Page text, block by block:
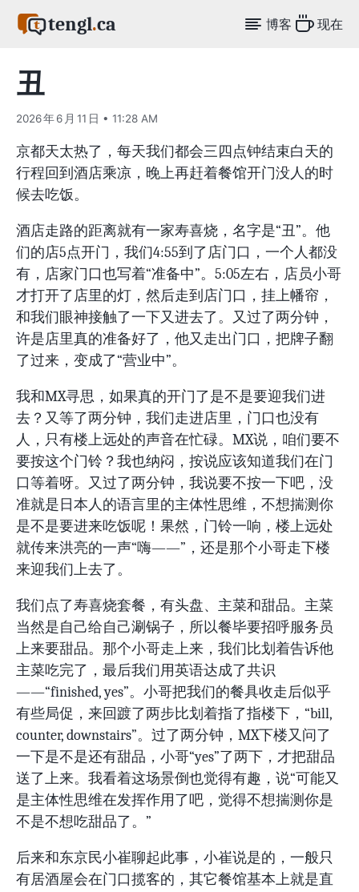
tengl.ca 博客 现在
丑
2026 年 6 月 11 日 • 11:28 AM
京都天太热了，每天我们都会三四点钟结束白天的
行程回到酒店乘凉，晚上再赶着餐馆开门没人的时
候去吃饭。
酒店走路的距离就有一家寿喜烧，名字是“丑”。他
们的店5点开门，我们4:55到了店门口，一个人都没
有，店家门口也写着“准备中”。5:05左右，店员小哥
才打开了店里的灯，然后走到店门口，挂上幡帘，
和我们眼神接触了一下又进去了。又过了两分钟，
许是店里真的准备好了，他又走出门口，把牌子翻
了过来，变成了“营业中”。
我和MX寻思，如果真的开门了是不是要迎我们进
去？又等了两分钟，我们走进店里，门口也没有
人，只有楼上远处的声音在忙碌。MX说，咱们要不
要按这个门铃？我也纳闷，按说应该知道我们在门
口等着呀。又过了两分钟，我说要不按一下吧，没
准就是日本人的语言里的主体性思维，不想揣测你
是不是要进来吃饭呢！果然，门铃一响，楼上远处
就传来洪亮的一声“嗨——”，还是那个小哥走下楼
来迎我们上去了。
我们点了寿喜烧套餐，有头盘、主菜和甜品。主菜
当然是自己给自己涮锅子，所以餐毕要招呼服务员
上来要甜品。那个小哥走上来，我们比划着告诉他
主菜吃完了，最后我们用英语达成了共识
——“finished, yes”。小哥把我们的餐具收走后似乎
有些局促，来回踱了两步比划着指了指楼下，“bill,
counter, downstairs”。过了两分钟，MX下楼又问了
一下是不是还有甜品，小哥“yes”了两下，才把甜品
送了上来。我看着这场景倒也觉得有趣，说“可能又
是主体性思维在发挥作用了吧，觉得不想揣测你是
不是不想吃甜品了。”
后来和东京民小崔聊起此事，小崔说是的，一般只
有居酒屋会在门口揽客的，其它餐馆基本上就是直